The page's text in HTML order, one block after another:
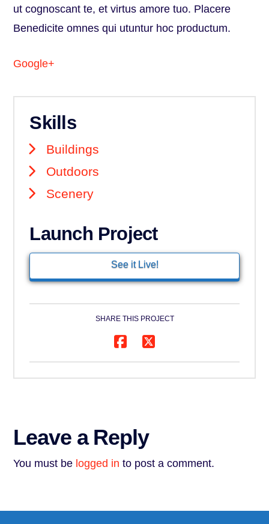
ut cognoscant te, et virtus amore tuo. Placere
Benedicite omnes qui utuntur hoc productum.
Google+
Skills
Buildings
Outdoors
Scenery
Launch Project
See it Live!
SHARE THIS PROJECT
Leave a Reply
You must be logged in to post a comment.